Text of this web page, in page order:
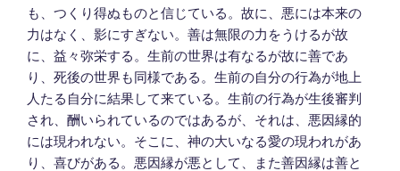
も、つくり得ぬものと信じている。故に、悪には本来の
力はなく、影にすぎない。善は無限の力をうけるが故
に、益々弥栄する。生前の世界は有なるが故に善であ
り、死後の世界も同様である。生前の自分の行為が地上
人たる自分に結果して来ている。生前の行為が生後審判
され、酬いられているのではあるが、それは、悪因縁的
には現われない。そこに、神の大いなる愛の現われがあ
り、喜びがある。悪因縁が悪として、また善因縁は善と